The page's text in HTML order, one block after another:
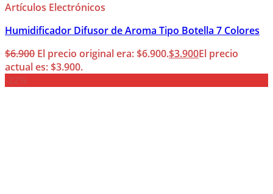
Artículos Electrónicos
Humidificador Difusor de Aroma Tipo Botella 7 Colores
$6.900 El precio original era: $6.900.$3.900El precio
actual es: $3.900.